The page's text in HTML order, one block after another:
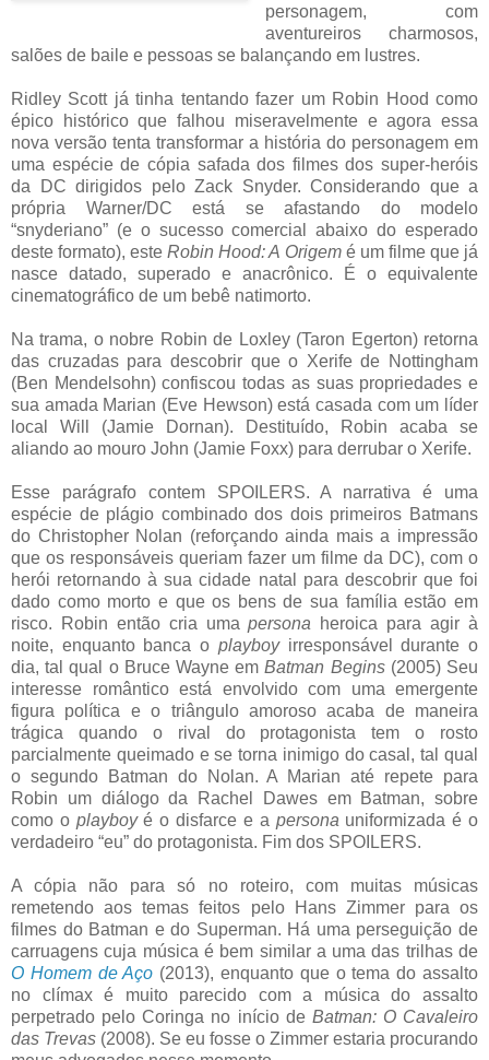
personagem, com
aventureiros charmosos,
salões de baile e pessoas se balançando em lustres.
Ridley Scott já tinha tentando fazer um Robin Hood como
épico histórico que falhou miseravelmente e agora essa
nova versão tenta transformar a história do personagem em
uma espécie de cópia safada dos filmes dos super-heróis
da DC dirigidos pelo Zack Snyder. Considerando que a
própria Warner/DC está se afastando do modelo
“snyderiano” (e o sucesso comercial abaixo do esperado
deste formato), esteRobin Hood: A Origemé um filme que já
nasce datado, superado e anacrônico. É o equivalente
cinematográfico de um bebê natimorto.
Na trama, o nobre Robin de Loxley (Taron Egerton) retorna
das cruzadas para descobrir que o Xerife de Nottingham
(Ben Mendelsohn) confiscou todas as suas propriedades e
sua amada Marian (Eve Hewson) está casada com um líder
local Will (Jamie Dornan). Destituído, Robin acaba se
aliando ao mouro John (Jamie Foxx) para derrubar o Xerife.
Esse parágrafo contem SPOILERS. A narrativa é uma
espécie de plágio combinado dos dois primeiros Batmans
do Christopher Nolan (reforçando ainda mais a impressão
que os responsáveis queriam fazer um filme da DC), com o
herói retornando à sua cidade natal para descobrir que foi
dado como morto e que os bens de sua família estão em
risco. Robin então cria umapersona heroica para agir à
noite, enquanto banca o playboyirresponsável durante o
dia, tal qual o Bruce Wayne emBatman Begins(2005) Seu
interesse romântico está envolvido com uma emergente
figura política e o triângulo amoroso acaba de maneira
trágica quando o rival do protagonista tem o rosto
parcialmente queimado e se torna inimigo do casal, tal qual
o segundo Batman do Nolan. A Marian até repete para
Robin um diálogo da Rachel Dawes em Batman, sobre
como o playboyé o disfarce e a persona uniformizada é o
verdadeiro “eu” do protagonista. Fim dos SPOILERS.
A cópia não para só no roteiro, com muitas músicas
remetendo aos temas feitos pelo Hans Zimmer para os
filmes do Batman e do Superman. Há uma perseguição de
carruagens cuja música é bem similar a uma das trilhas de
O Homem de Aço (2013), enquanto que o tema do assalto
no clímax é muito parecido com a música do assalto
perpetrado pelo Coringa no início de Batman: O Cavaleiro
das Trevas (2008). Se eu fosse o Zimmer estaria procurando